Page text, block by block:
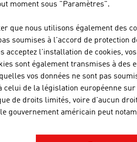
SCHEUCH GMBH
Depuis plus de 55 ans,
innovantes de
des solutions de haute
STARLINGER &
Cette entreprise
ses installations pour les
moment sous "Paramètres".
que nous utilisons également des
soumises à l'accord de protection
acceptez l'installation de cookies,
sont également transmises à des
vos données ne sont pas
celui de la législation européenne
de droits limités, voire d'aucun
gouvernement américain peut